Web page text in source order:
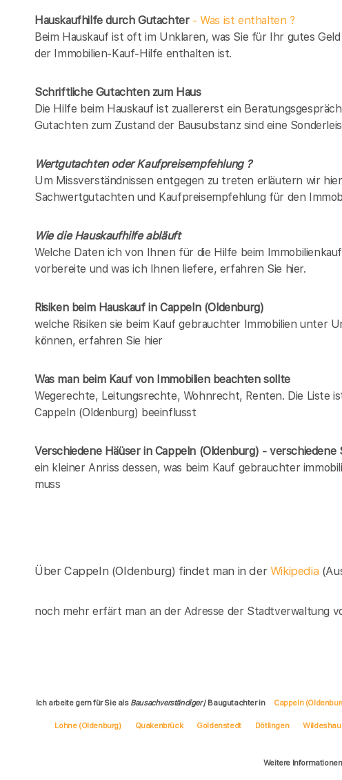
Hauskaufhilfe durch Gutachter- Was ist enthalten ?
Beim Hauskauf ist oft im Unklaren, was Sie für Ihr gutes
der Immobilien-Kauf-Hilfe enthalten ist.
Schriftliche Gutachten zum Haus
Die Hilfe beim Hauskauf ist zuallererst ein
Gutachten zum Zustand der Bausubstanz sind eine
Wertgutachten oder Kaufpreisempfehlung ?
Um Missverständnissen entgegen zu treten erläutern wir
Sachwertgutachten und Kaufpreisempfehlung für den
Wie die Hauskaufhilfe abläuft
Welche Daten ich von Ihnen für die Hilfe beim
vorbereite und was ich Ihnen liefere, erfahren Sie hier.
Risiken beim Hauskaufin Cappeln (Oldenburg)
welche Risiken sie beim Kauf gebrauchter Immobilien unter
können, erfahren Sie hier
Was man beim Kauf von Immobilien beachten sollte
Wegerechte, Leitungsrechte, Wohnrecht, Renten. Die Liste
Cappeln (Oldenburg) beeinflusst
Verschiedene Häüser in Cappeln (Oldenburg) - verschiedene
ein kleiner Anriss dessen, was beim Kauf gebrauchter
muss
Über Cappeln (Oldenburg) findet man in der Wikipedia
noch mehr erfärt man an der Adresse der Stadtverwaltung
Ich arbeite gern für Sie als Bausachverständiger/ Baugutachter in Cappeln
Lohne (Oldenburg) Quakenbrück Goldenstedt Dötlingen
Weitere